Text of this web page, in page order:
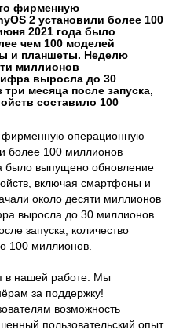
фирменную
2 установили более 100
2021 года было
чем 100 моделей
и планшеты. Неделю
миллионов
выросла до 30
месяца после запуска,
составило 100
фирменную операционную
более 100 миллионов
было выпущено обновление
включая смартфоны и
около десяти миллионов
выросла до 30 миллионов.
запуска, количество
100 миллионов.
в нашей работе. Мы
за поддержку!
возможность
пользовательский опыт